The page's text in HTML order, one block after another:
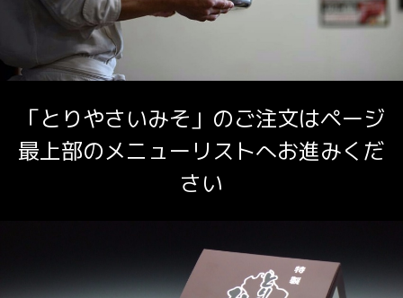
「とりやさいみそ」のご注文はページ
最上部のメニューリストへお進みくだ
さい